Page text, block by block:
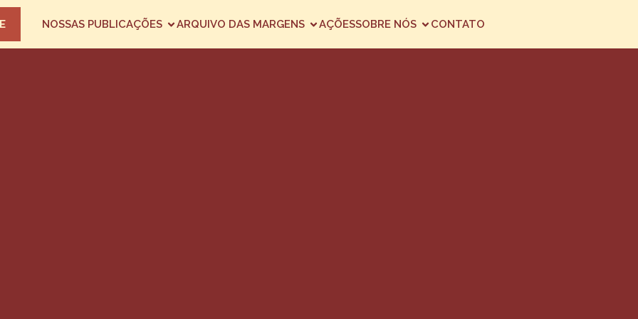
NOSSAS PUBLICAÇÕES ARQUIVO DAS MARGENS AÇÕESSOBRE NÓS CONTATO